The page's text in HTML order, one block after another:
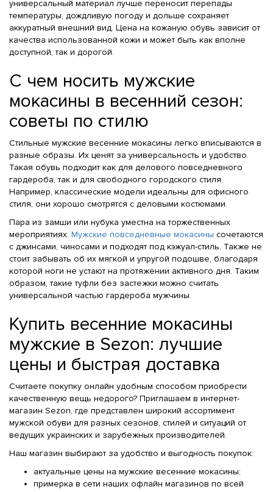
универсальный материал лучше переносит перепады
температуры, дождливую погоду и дольше сохраняет
аккуратный внешний вид. Цена на кожаную обувь зависит от
качества использованной кожи и может быть как вполне
доступной, так и дорогой.
С чем носить мужские
мокасины в весенний сезон:
советы по стилю
Стильные мужские весенние мокасины легко вписываются в
разные образы. Их ценят за универсальность и удобство.
Такая обувь подходит как для делового повседневного
гардероба, так и для свободного городского стиля.
Например, классические модели идеальны для офисного
стиля, они хорошо смотрятся с деловыми костюмами.
Пара из замши или нубука уместна на торжественных
мероприятиях. Мужские повседневные мокасины сочетаются
с джинсами, чиносами и подходят под кэжуал-стиль. Также не
стоит забывать об их мягкой и упругой подошве, благодаря
которой ноги не устают на протяжении активного дня. Таким
образом, такие туфли без застежки можно считать
универсальной частью гардероба мужчины.
Купить весенние мокасины
мужские в Sezon: лучшие
цены и быстрая доставка
Считаете покупку онлайн удобным способом приобрести
качественную вещь недорого? Приглашаем в интернет-
магазин Sezon, где представлен широкий ассортимент
мужской обуви для разных сезонов, стилей и ситуаций от
ведущих украинских и зарубежных производителей.
Наш магазин выбирают за удобство и выгодность покупок:
актуальные цены на мужские весенние мокасины;
примерка в сети наших офлайн магазинов по всей